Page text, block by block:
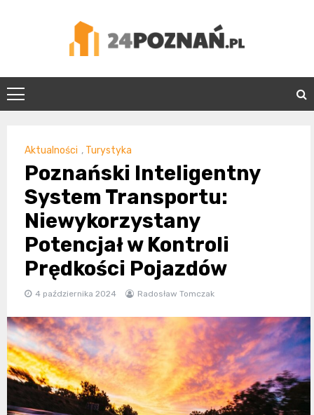
24Poznań.pl
Aktualności , Turystyka
Poznański Inteligentny
System Transportu:
Niewykorzystany
Potencjał w Kontroli
Prędkości Pojazdów
4 października 2024 Radosław Tomczak